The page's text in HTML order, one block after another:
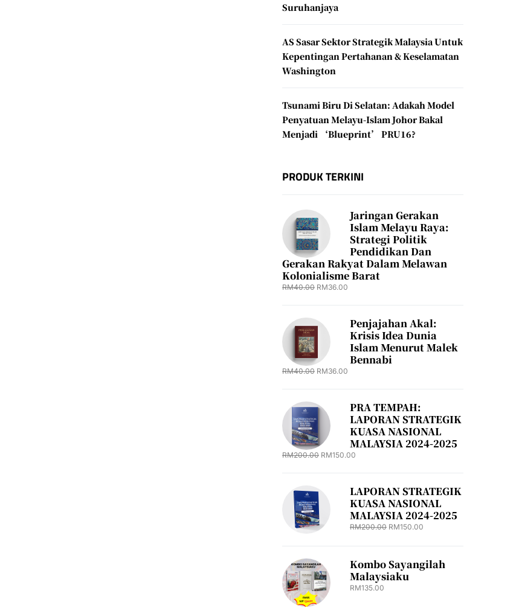
Suruhanjaya
AS Sasar Sektor Strategik Malaysia Untuk
Kepentingan Pertahanan & Keselamatan
Washington
Tsunami Biru Di Selatan: Adakah Model
Penyatuan Melayu-Islam Johor Bakal
Menjadi ‘Blueprint’ PRU16?
PRODUK TERKINI
Jaringan Gerakan
Islam Melayu Raya:
Strategi Politik
Pendidikan Dan
Gerakan Rakyat Dalam Melawan
Kolonialisme Barat
RM40.00 RM36.00
Penjajahan Akal:
Krisis Idea Dunia
Islam Menurut Malek
Bennabi
RM40.00 RM36.00
PRA TEMPAH:
LAPORAN STRATEGIK
KUASA NASIONAL
MALAYSIA 2024-2025
RM200.00 RM150.00
LAPORAN STRATEGIK
KUASA NASIONAL
MALAYSIA 2024-2025
RM200.00 RM150.00
Kombo Sayangilah
Malaysiaku
RM135.00